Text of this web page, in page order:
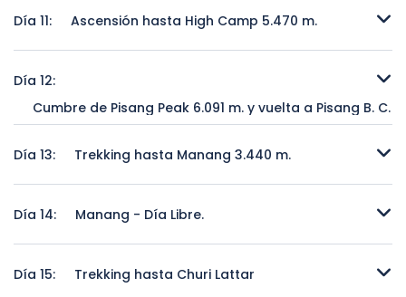
Día 11:
Ascensión hasta High Camp 5.470 m.
Día 12:
Cumbre de Pisang Peak 6.091 m. y vuelta a Pisang B. C.
Día 13:
Trekking hasta Manang 3.440 m.
Día 14:
Manang - Día Libre.
Día 15:
Trekking hasta Churi Lattar